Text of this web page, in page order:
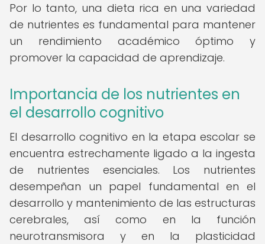
Por lo tanto, una dieta rica en una variedad
de nutrientes es fundamental para mantener
un rendimiento académico óptimo y
promover la capacidad de aprendizaje.
Importancia de los nutrientes en
el desarrollo cognitivo
El desarrollo cognitivo en la etapa escolar se
encuentra estrechamente ligado a la ingesta
de nutrientes esenciales. Los nutrientes
desempeñan un papel fundamental en el
desarrollo y mantenimiento de las estructuras
cerebrales, así como en la función
neurotransmisora y en la plasticidad